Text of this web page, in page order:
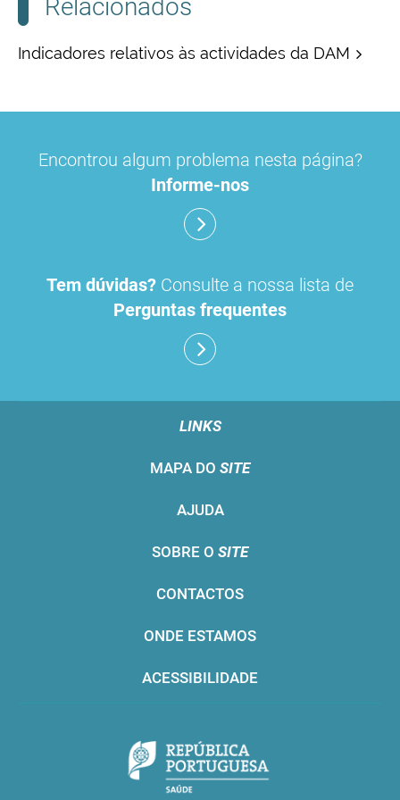
Relacionados
Indicadores relativos às actividades da DAM
Encontrou algum problema nesta página?
Informe-nos
Tem dúvidas? Consulte a nossa lista de
Perguntas frequentes
LINKS
MAPA DO SITE
AJUDA
SOBRE O SITE
CONTACTOS
ONDE ESTAMOS
ACESSIBILIDADE